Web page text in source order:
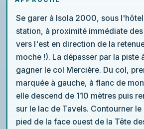
Se garer à Isola 2000, sous
station, à proximité immédiate
vers l'est en direction de la
moche !). La dépasser par la piste
gagner le col Mercière. Du col,
marquée à gauche, à flanc de
elle descend de 110 mètres puis
sur le lac de Tavels. Contourner
pied de la face ouest de la Tête